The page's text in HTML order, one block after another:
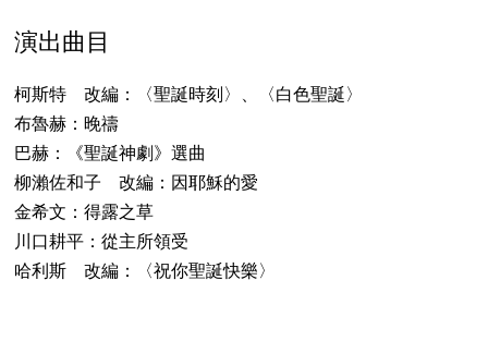
演出曲目
柯斯特 改編：〈聖誕時刻〉、〈白色聖誕〉
布魯赫：晚禱
巴赫：《聖誕神劇》選曲
柳瀨佐和子 改編：因耶穌的愛
金希文：得露之草
川口耕平：從主所領受
哈利斯 改編：〈祝你聖誕快樂〉